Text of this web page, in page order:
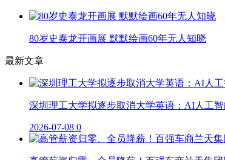
80岁史泰龙开画展 默默绘画60年无人知晓
最新文章
深圳理工大学拟逐步取消大学英语：AI人工
2026-07-08 0